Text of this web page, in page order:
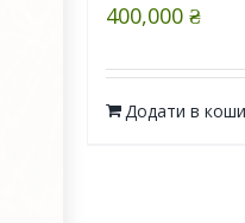
400,000 ₴
Додати в